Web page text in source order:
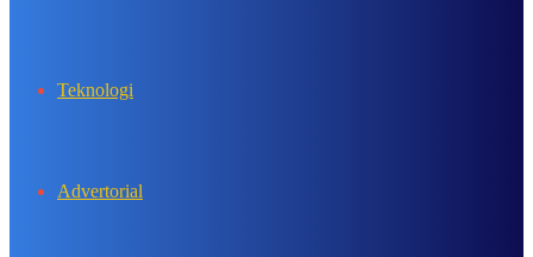
Teknologi
Advertorial